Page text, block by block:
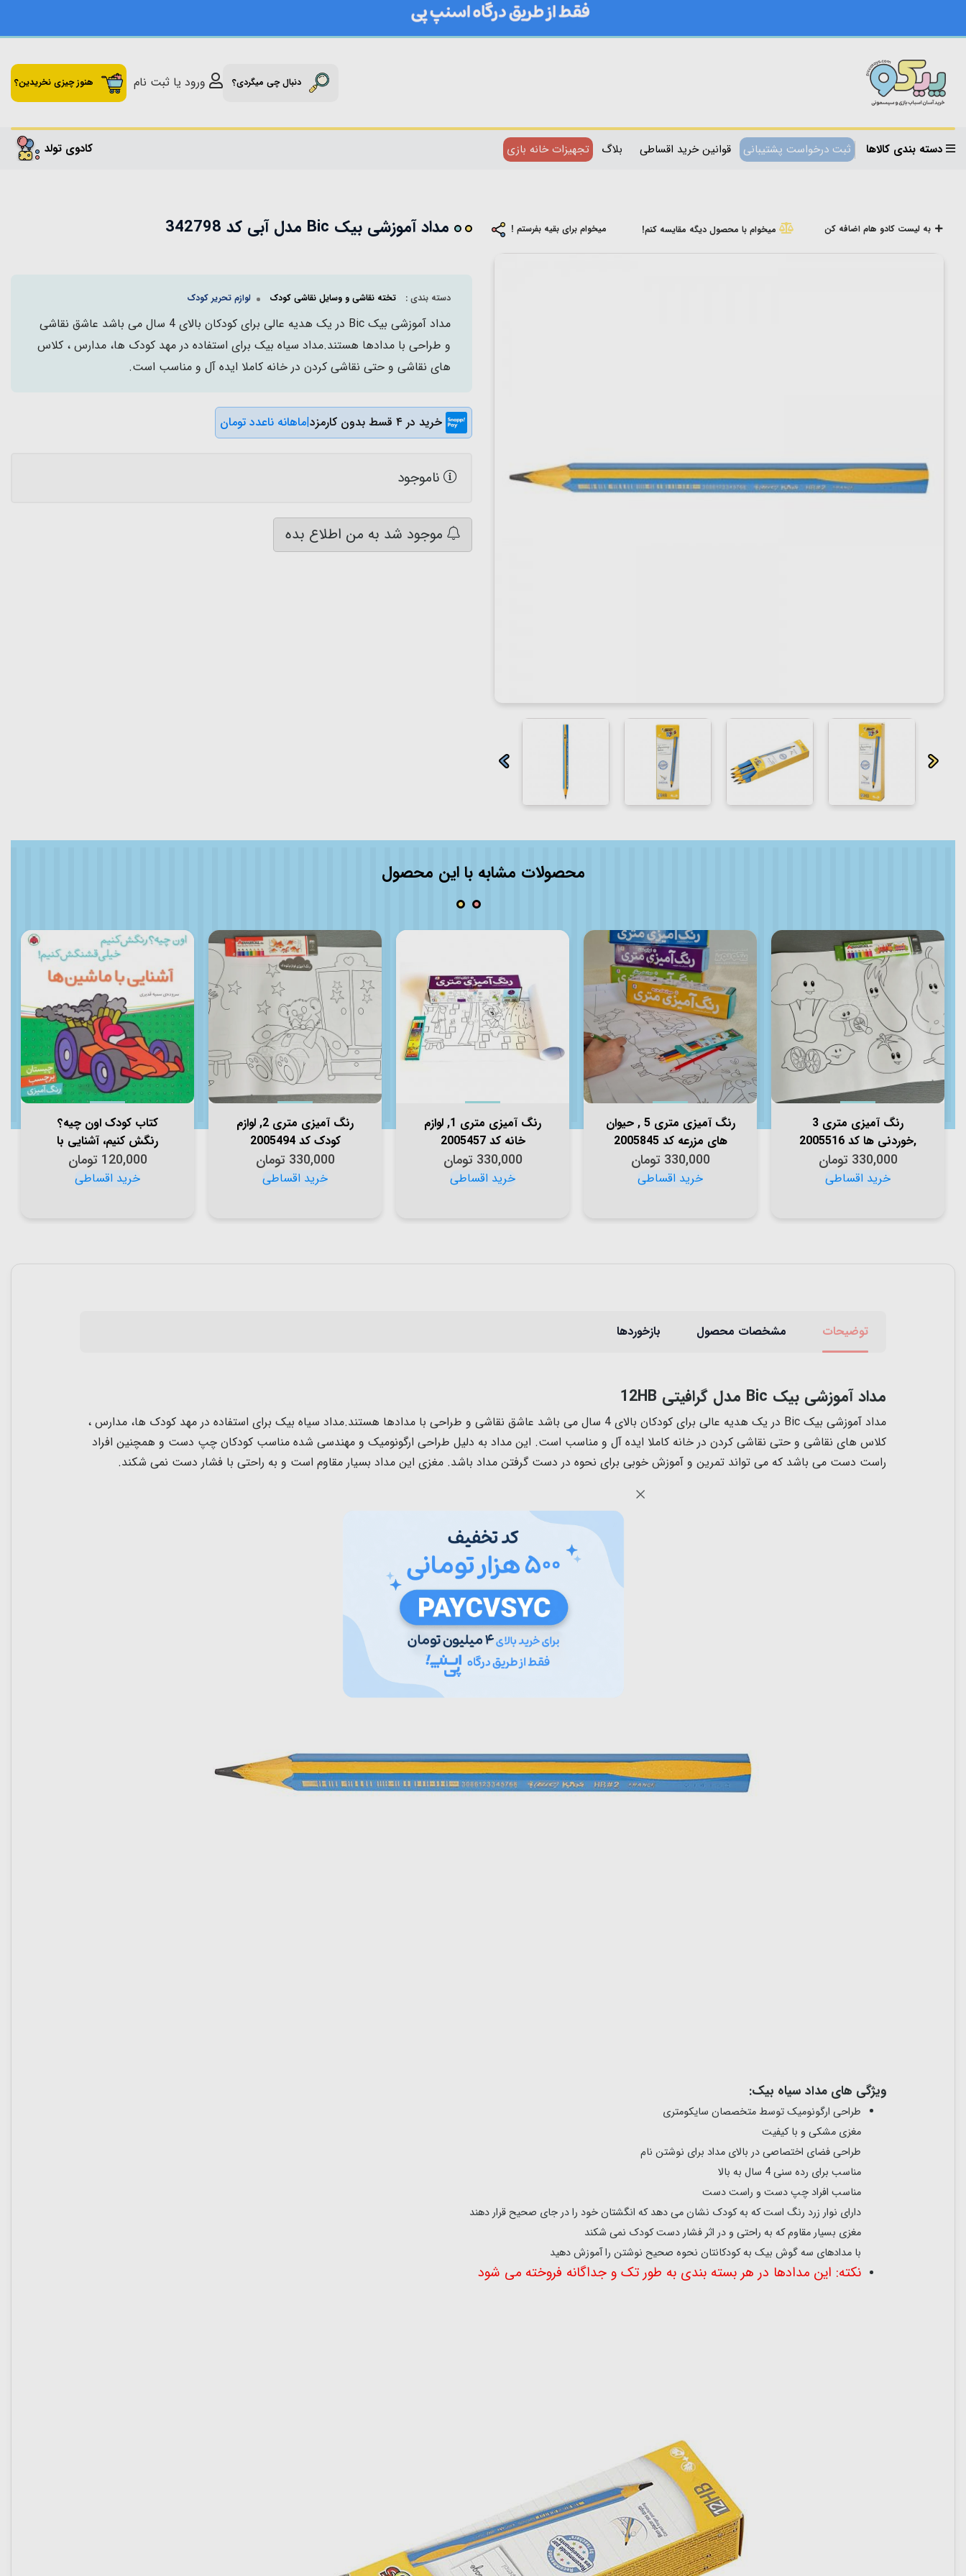
دنبال چی میگردی؟ ورود یا ثبت نام هنوز چیزی نخریدین؟
دسته بندی کالاها ثبت درخواست پشتیبانی قوانین خرید اقساطی بلاگ تجهیزات خانه بازی کادوی تولد
به لیست کادو هام اضافه کن میخوام با محصول دیگه مقایسه کنم! میخوام برای بقیه بفرستم ! مداد آموزشی بیک Bic مدل آبی کد 342798
دسته بندی : تخته نقاشی و وسایل نقاشی کودک لوازم تحریر کودک
مداد آموزشی بیک Bic در یک هدیه عالی برای کودکان بالای 4 سال می باشد عاشق نقاشی
و طراحی با مدادها هستند.مداد سیاه بیک برای استفاده در مهد کودک ها، مدارس ، کلاس
های نقاشی و حتی نقاشی کردن در خانه کاملا ایده آل و مناسب است.
خرید در ۴ قسط بدون کارمزد |ماهانه ناعدد تومان
ناموجود
موجود شد به من اطلاع بده
محصولات مشابه با این محصول
رنگ آمیزی متری 3
,خوردنی ها کد 2005516
330,000 تومان
رنگ آمیزی متری 5 , حیوان
های مزرعه کد 2005845
330,000 تومان
رنگ آمیزی متری 1, لوازم
خانه کد 2005457
330,000 تومان
رنگ آمیزی متری 2, لوازم
کودک کد 2005494
330,000 تومان
کتاب کودک اون چیه؟
رنگش کنیم، آشنایی با
ماشین ها کد 200630
120,000 تومان
توضیحات مشخصات محصول بازخوردها
مداد آموزشی بیک Bic مدل گرافیتی 12HB
مداد آموزشی بیک Bic
در یک هدیه عالی برای کودکان بالای 4 سال می باشد عاشق نقاشی و طراحی با مدادها هستند.مداد سیاه بیک برای استفاده در مهد کودک ها، مدارس ،
کلاس های نقاشی و حتی نقاشی کردن در خانه کاملا ایده آل و مناسب است. این مداد به دلیل طراحی ارگونومیک و مهندسی شده مناسب کودکان چپ دست و همچنین افراد
راست دست می باشد که می تواند تمرین و آموزش خوبی برای نحوه در دست گرفتن مداد باشد. مغزی این مداد بسیار مقاوم است و به راحتی با فشار دست نمی شکند.
ویژگی های مداد سیاه بیک:
طراحی ارگونومیک توسط متخصصان سایکومتری
مغزی مشکی و با کیفیت
طراحی فضای اختصاصی در بالای مداد برای نوشتن نام
مناسب برای رده سنی 4 سال به بالا
مناسب افراد چپ دست و راست دست
دارای نوار زرد رنگ است که به کودک نشان می دهد که انگشتان خود را در جای صحیح قرار دهند
مغزی بسیار مقاوم که به راحتی و در اثر فشار دست کودک نمی شکند
با مدادهای سه گوش بیک به کودکانتان نحوه صحیح نوشتن را آموزش دهید
نکته: این مدادها در هر بسته بندی به طور تک و جداگانه فروخته می شود